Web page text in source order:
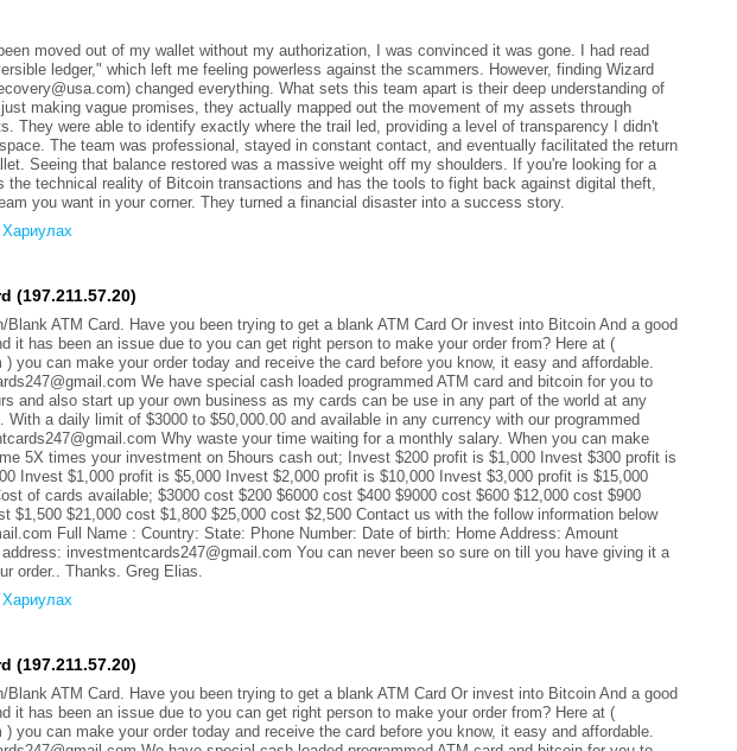
moved out of my wallet without my authorization, I was convinced it was gone. I had read
ledger," which left me feeling powerless against the scammers. However, finding Wizard
changed everything. What sets this team apart is their deep understanding of
making vague promises, they actually mapped out the movement of my assets through
They were able to identify exactly where the trail led, providing a level of transparency I didn't
The team was professional, stayed in constant contact, and eventually facilitated the return
Seeing that balance restored was a massive weight off my shoulders. If you're looking for a
the technical reality of Bitcoin transactions and has the tools to fight back against digital theft,
you want in your corner. They turned a financial disaster into a success story.
Хариулах
(197.211.57.20)
ATM Card. Have you been trying to get a blank ATM Card Or invest into Bitcoin And a good
it has been an issue due to you can get right person to make your order from? Here at (
you can make your order today and receive the card before you know, it easy and affordable.
We have special cash loaded programmed ATM card and bitcoin for you to
and also start up your own business as my cards can be use in any part of the world at any
a daily limit of $3000 to $50,000.00 and available in any currency with our programmed
Why waste your time waiting for a monthly salary. When you can make
5X times your investment on 5hours cash out; Invest $200 profit is $1,000 Invest $300 profit is
Invest $1,000 profit is $5,000 Invest $2,000 profit is $10,000 Invest $3,000 profit is $15,000
of cards available; $3000 cost $200 $6000 cost $400 $9000 cost $600 $12,000 cost $900
$1,500 $21,000 cost $1,800 $25,000 cost $2,500 Contact us with the follow information below
Full Name : Country: State: Phone Number: Date of birth: Home Address: Amount
investmentcards247@gmail.com You can never been so sure on till you have giving it a
order.. Thanks. Greg Elias.
Хариулах
(197.211.57.20)
ATM Card. Have you been trying to get a blank ATM Card Or invest into Bitcoin And a good
it has been an issue due to you can get right person to make your order from? Here at (
you can make your order today and receive the card before you know, it easy and affordable.